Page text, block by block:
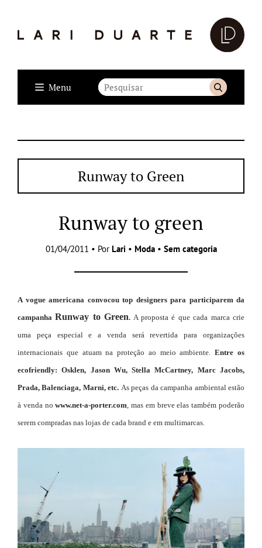
Menu
Runway to Green
Runway to green
01/04/2011 • Por Lari • Moda• Sem categoria
A vogue americana convocou top designers para participarem da
campanhaRunway to Green. A proposta é que cada marca crie
uma peça especial e a venda será revertida para organizações
internacionais que atuam na proteção ao meio ambiente.Entre os
ecofriendly: Osklen, Jason Wu, Stella McCartney, Marc Jacobs,
Prada, Balenciaga, Marni, etc. As peças da campanha ambiental estão
à venda nowww.net-a-porter.com , mas em breve elas também poderão
serem compradas nas lojas de cada brand e em multimarcas.